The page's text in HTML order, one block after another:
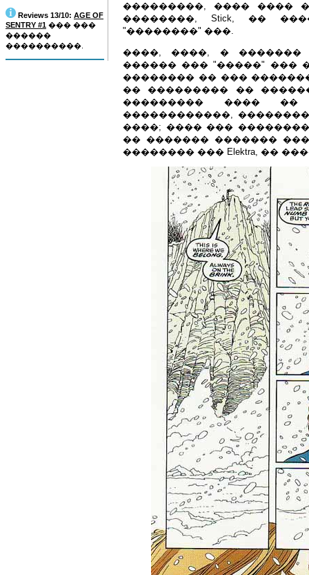
Reviews 13/10: AGE OF
SENTRY #1 ��� ���
������
����������.
���������, ���� ����
��������, Stick, ��
"��������" ���.
����, ����, � �������
������ ��� "�����" ���
�������� �� ���
�� ��������� ��
��������� ����
������������,
����; ���� ���
�� ������� �������
�������� ��� Elektra, ��